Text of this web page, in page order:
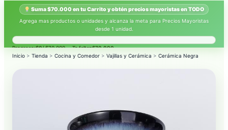
Suma $70.000 en tu Carrito y obtén precios mayoristas en TODO
Agrega mas productos o unidades y alcanza la meta para Precios Mayoristas
desde 1 unidad.
Progreso:$0/ $70.000 — Te faltan$70.000.
Inicio > Tienda > Cocina y Comedor > Vajillas y Cerámica > Cerámica Negra